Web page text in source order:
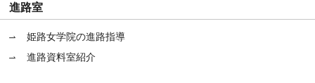
進路室
姫路女学院の進路指導
進路資料室紹介